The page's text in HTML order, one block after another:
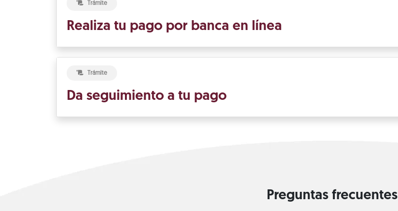
Trámite
Realiza tu pago por banca en línea
Trámite
Da seguimiento a tu pago
Preguntas frecuentes